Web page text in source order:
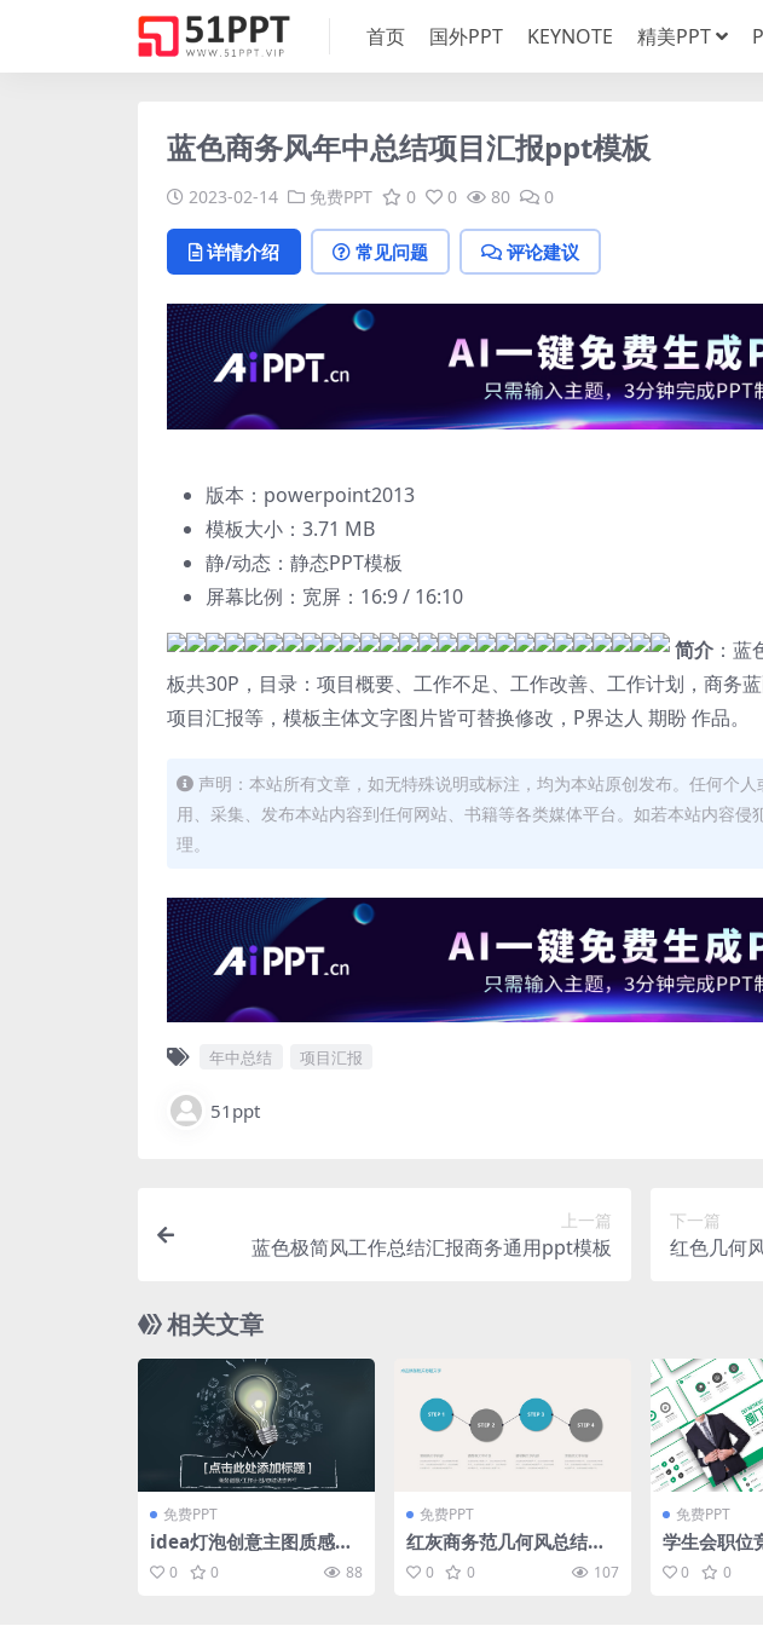
首页 国外PPT KEYNOTE 精美PPT
蓝色商务风年中总结项目汇报ppt模板
2023-02-14 免费PPT 0 0 80 0
详情介绍 常见问题 评论建议
版本：powerpoint2013
模板大小： 3.71 MB
静/动态：静态PPT模板
屏幕比例：宽屏：16:9 / 16:10
简介 ：
板共30P，目录：项目概要、工作不足、工作改善、工作计划，商务
项目汇报等，模板主体文字图片皆可替换修改，P界达人 期盼 作品。
声明：本站所有文章，如无特殊说明或标注，均为本站原创发布。任何个
用、采集、发布本站内容到任何网站、书籍等各类媒体平台。如若本站内容
理。
年中总结 项目汇报
51ppt
上一篇
蓝色极简风工作总结汇报商务通用ppt模板
下一篇
红色几何
相关文章
免费PPT
idea灯泡创意主图质感图
表商务汇报通用ppt模板
0 0 88
免费PPT
红灰商务范几何风总结汇
报商务通用ppt模板
0 0 107
免费PPT
学生会职位
0 0